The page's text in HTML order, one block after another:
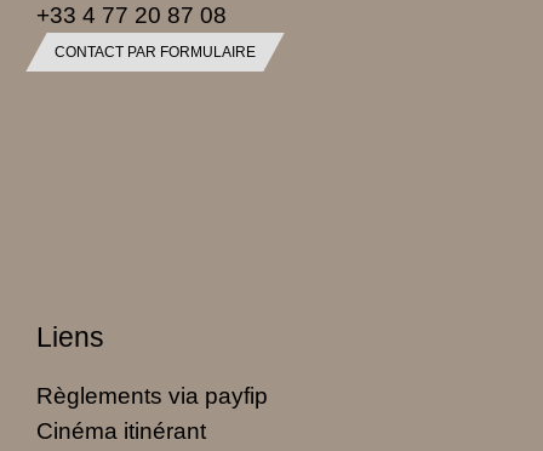
+33 4 77 20 87 08
CONTACT PAR FORMULAIRE
Liens
Règlements via payfip
Cinéma itinérant